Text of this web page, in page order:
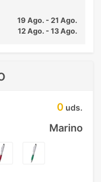
19 Ago. - 21 Ago.
12 Ago. - 13 Ago.
0 uds.
Marino